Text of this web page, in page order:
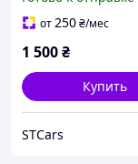
от250₴/мес
1 500₴
Купить
STCars